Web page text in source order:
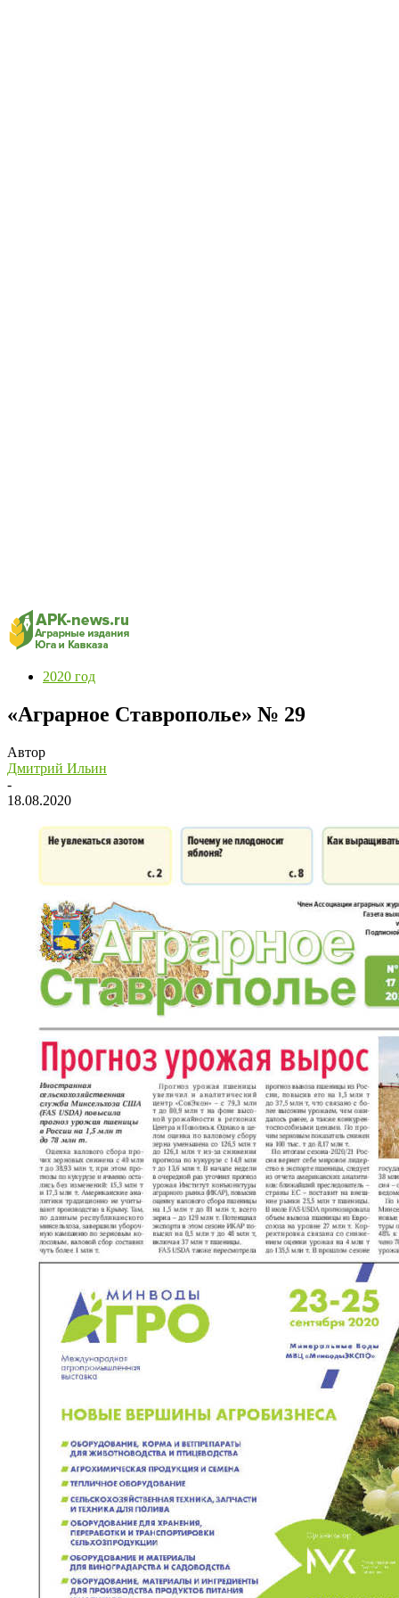
2020 год
«Аграрное Ставрополье» № 29
Автор
Дмитрий Ильин
-
18.08.2020